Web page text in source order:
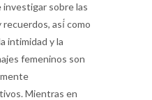
sobre las
así́ como
intimidad y la
femeninos son
Mientras en